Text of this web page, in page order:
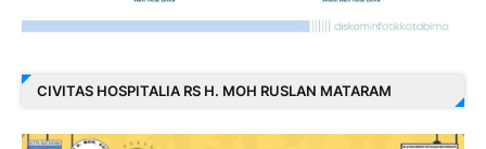
CIVITAS HOSPITALIA RS H. MOH RUSLAN MATARAM